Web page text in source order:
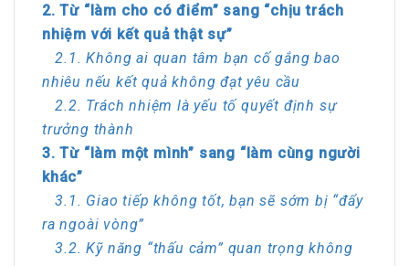
2. Từ “làm cho có điểm” sang “chịu trách
nhiệm với kết quả thật sự”
2.1. Không ai quan tâm bạn cố gắng bao
nhiêu nếu kết quả không đạt yêu cầu
2.2. Trách nhiệm là yếu tố quyết định sự
trưởng thành
3. Từ “làm một mình” sang “làm cùng người
khác”
3.1. Giao tiếp không tốt, bạn sẽ sớm bị “đẩy
ra ngoài vòng”
3.2. Kỹ năng “thấu cảm” quan trọng không